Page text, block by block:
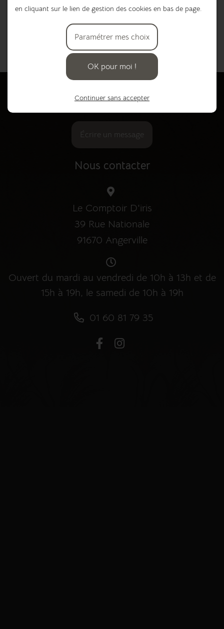
14,90 €
Ajouter au panier
Besoin de plus de renseignements ou de
réserver un article ?
Écrire un message
Nous contacter
Le Comptoir D'iris
39 Rue Nationale
91670 Angerville
Ouvert du mardi au vendredi de 10h à 13h et de
15h à 19h, le samedi de 10h à 19h
01 60 81 79 35
en cliquant sur le lien de gestion des cookies en bas de page.
Paramétrer mes choix
OK pour moi !
Continuer sans accepter